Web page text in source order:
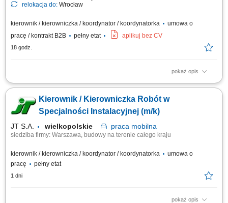
relokacja do: Wrocław
kierownik / kierowniczka / koordynator / koordynatorka
umowa o
pracę / kontrakt B2B
pełny etat aplikuj bez CV
18 godz.
pokaż opis
Zadania: Kontrola techniczna robót konstrukcyjno-budowlanych w
konstrukcji wsporczych oraz infrastruktur pod BESS i linie SN;
Zarządzanie podwykonawcami i brygadami na placu budowy; Dbaniem o
Kierownik / Kierowniczka Robót w
Specjalności Instalacyjnej (m/k)
JT S.A. wielkopolskie praca mobilna
siedziba firmy: Warszawa, budowy na terenie całego kraju
kierownik / kierowniczka / koordynator / koordynatorka
umowa o
pracę
pełny etat
1 dni
pokaż opis